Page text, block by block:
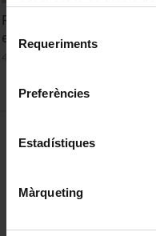
consultar laPolítica de
de Requeriments
Preferències
Estadístiques
Màrqueting
Repensar el capitalisme
empresarials